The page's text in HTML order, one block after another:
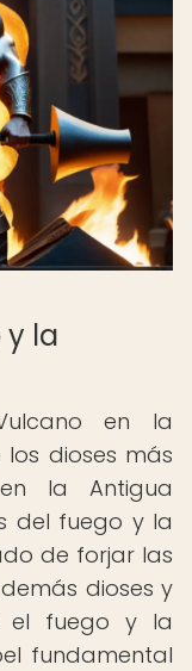
y la
en la
dioses más
la Antigua
del fuego y la
de forjar las
dioses y
el fuego y la
fundamental